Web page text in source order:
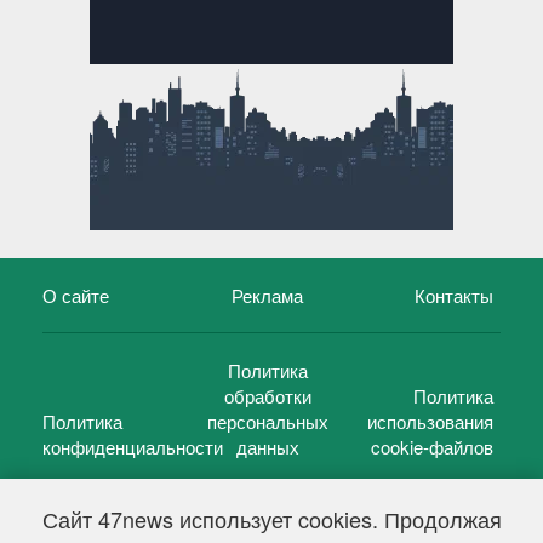
Сайт 47news использует cookies. Продолжая
О сайте Реклама Контакты
Политика
конфиденциальности
Политика
обработки
персональных
данных
Политика
использования
cookie-файлов